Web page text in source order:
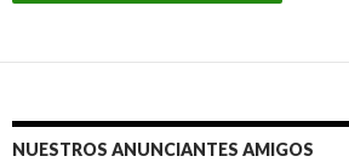
NUESTROS ANUNCIANTES AMIGOS